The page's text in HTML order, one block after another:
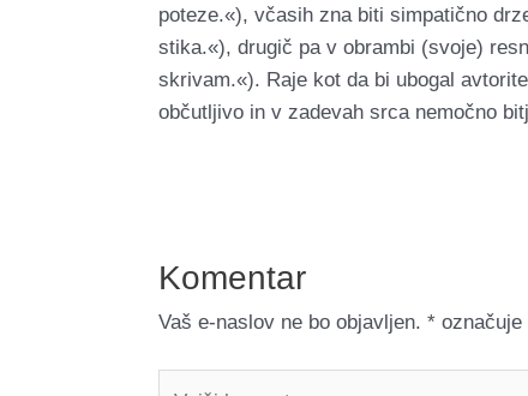
poteze.«), včasih zna biti simpatično
stika.«), drugič pa v obrambi (svoje)
skrivam.«). Raje kot da bi ubogal
občutljivo in v zadevah srca nemočno
Komentar
Vaš e-naslov ne bo objavljen. *označuje